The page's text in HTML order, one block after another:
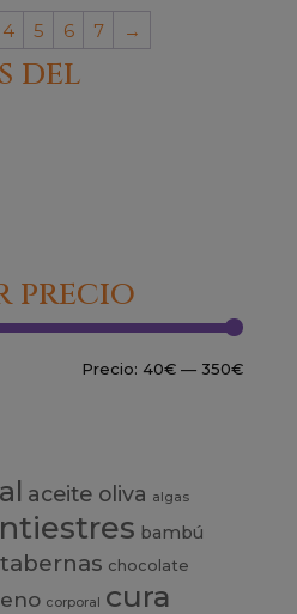
4 5 6 7 →
del
precio
Precio
Precio
Precio: 40€ — 350€
aceite oliva algas
bambú
chocolate
corporal cura